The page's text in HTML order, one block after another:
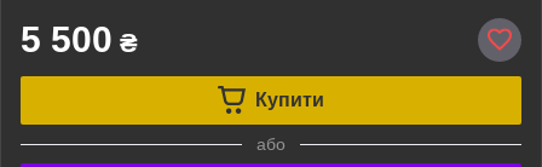
5 500 ₴
Купити
або